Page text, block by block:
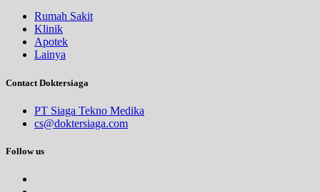
Rumah Sakit
Klinik
Apotek
Lainya
Contact Doktersiaga
PT Siaga Tekno Medika
cs@doktersiaga.com
Follow us